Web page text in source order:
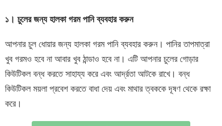
১। চুলের জন্য হালকা গরম পানি ব্যবহার করুন
আপনার চুল ধোয়ার জন্য হালকা গরম পানি ব্যবহার করুন। পানির তাপমাত্রা
খুব গরমও হবে না আবার খুব ঠান্ডাও হবে না। এটি আপনার চুলের গোড়ার
কিউটিকল বন্ধ করতে সাহায্য করে এবং আর্দ্রতা আটকে রাখে। বন্ধ
কিউটিকল ময়লা প্রবেশ করতে বাধা দেয় এবং মাথার ত্বককে দূষণ থেকে রক্ষা
করে।